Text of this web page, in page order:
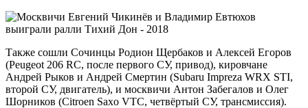
Также сошли Сочинцы Родион Щербаков и Алексей Егоров
(Peugeot 206 RC, после первого СУ, привод), кировчане
Андрей Рыков и Андрей Смертин (Subaru Impreza WRX STI,
второй СУ, двигатель), и москвичи Антон Забегалов и Олег
Шорников (Citroen Saxo VTC, четвёртый СУ, трансмиссия).